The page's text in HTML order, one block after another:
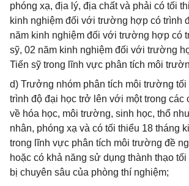
phóng xạ, địa lý, địa chất và phải có tối
kinh nghiệm đối với trường hợp có trình
năm kinh nghiệm đối với trường hợp có
sỹ, 02 năm kinh nghiệm đối với trường
Tiến sỹ trong lĩnh vực phân tích môi
d) Trưởng nhóm phân tích môi trường tối
trình độ đại học trở lên với một trong các
về hóa học, môi trường, sinh học, thổ
nhân, phóng xạ và có tối thiểu 18 tháng
trong lĩnh vực phân tích môi trường đề
hoặc có khả năng sử dụng thành thạo
bị chuyên sâu của phòng thí nghiệm;